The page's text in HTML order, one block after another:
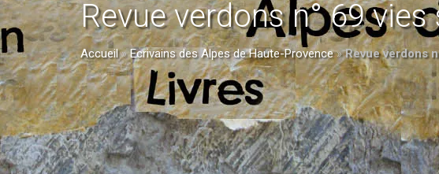
Revue verdons n° 69
Accueil»Ecrivains des Alpes de Haute-Provence»Revue verdons